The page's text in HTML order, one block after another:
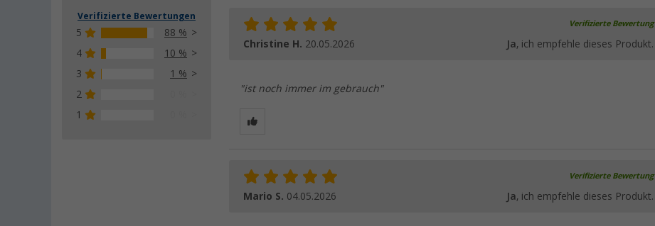
Verifizierte Bewertungen
5
88 %
4
10 %
3
1 %
2
1
Verifizierte Bewertung
Christine H. 20.05.2026 Ja, ich empfehle dieses Produkt.
"ist noch immer im gebrauch"
Verifizierte Bewertung
Mario S. 04.05.2026 Ja, ich empfehle dieses Produkt.